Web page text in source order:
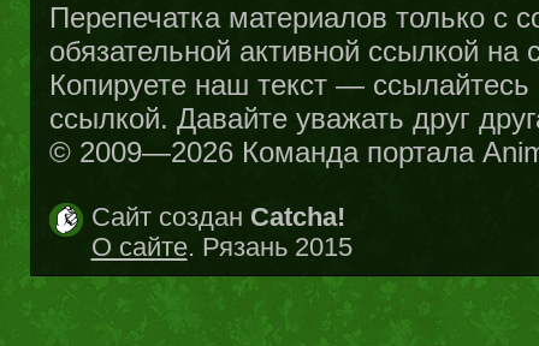
Перепечатка материалов только с
обязательной активной ссылкой на
Копируете наш текст —
ссылкой. Давайте уважать друг
© 2009—2026 Команда портала
Сайт создан Catcha!
О сайте. Рязань 2015